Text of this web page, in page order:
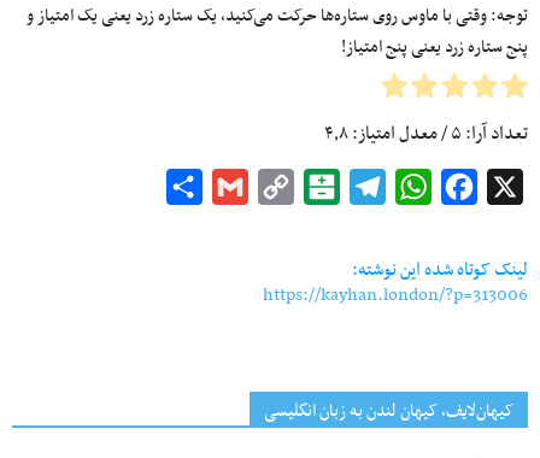
توجه: وقتی با ماوس روی ستاره‌ها حرکت می‌کنید، یک ستاره زرد یعنی یک امتیاز و
پنج ستاره زرد یعنی پنج امتیاز!
تعداد آرا:۵/ معدل امتیاز:۴٫۸
Facebook
WhatsApp
Telegram
Balatarin
Copy
Gmail
لینک کوتاه شده این نوشته:
https://kayhan.london/?p=313006
کیهان‌لایف، کیهان لندن به زبان انگلیسی